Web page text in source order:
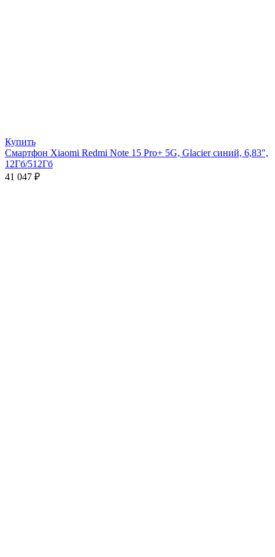
Купить
Смартфон Xiaomi Redmi Note 15 Pro+ 5G, Glacier синий, 6,83″,
12Гб/512Гб
41 047 ₽